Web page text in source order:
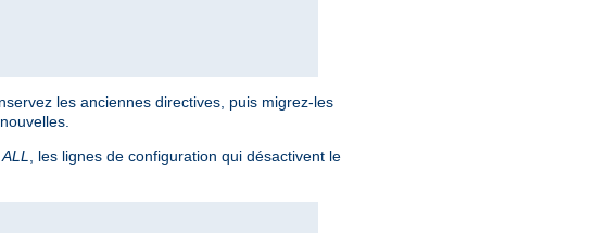
les anciennes directives, puis migrez-les
ALL, les lignes de configuration qui désactivent le